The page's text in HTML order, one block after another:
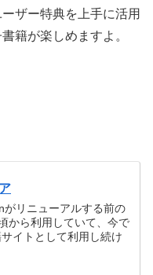
ザー特典を上手に活用
籍が楽しめますよ。
リニューアルする前の
から利用していて、今で
イトとして利用し続け